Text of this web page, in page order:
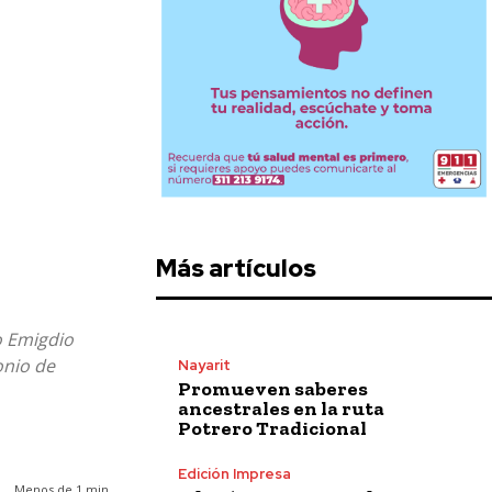
Emigdio
de
Más artículos
Nayarit
Promueven saberes
ancestrales en la ruta
Potrero Tradicional
Edición Impresa